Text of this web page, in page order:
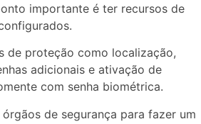
importante é ter recursos de
de proteção como localização,
adicionais e ativação de
com senha biométrica.
de segurança para fazer um